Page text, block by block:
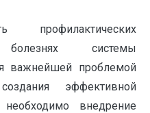
профилактических
системы
важнейшей проблемой
эффективной
внедрение